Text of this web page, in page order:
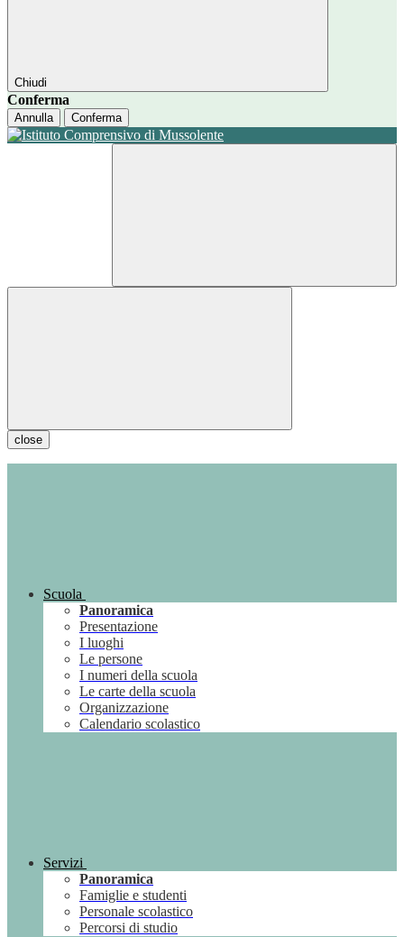
Chiudi
Conferma
Annulla Conferma
close
Scuola
Panoramica
Presentazione
I luoghi
Le persone
I numeri della scuola
Le carte della scuola
Organizzazione
Calendario scolastico
Servizi
Panoramica
Famiglie e studenti
Personale scolastico
Percorsi di studio